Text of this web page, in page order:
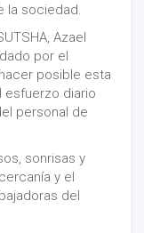
la sociedad.
Azael
por el
posible esta
diario
personal de
sonrisas y
y el
del